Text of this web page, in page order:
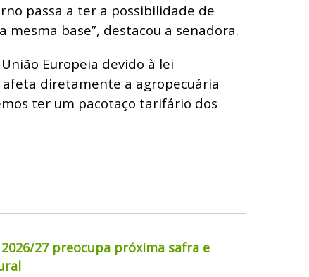
passa a ter a possibilidade de
base”, destacou a senadora.
Europeia devido à lei
diretamente a agropecuária
ter um pacotaço tarifário dos
2026/27 preocupa próxima safra e